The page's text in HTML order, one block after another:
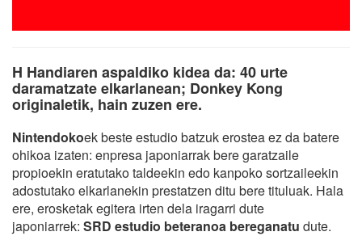
H Handiaren aspaldiko kidea da: 40 urte
daramatzate elkarlanean; Donkey Kong
originaletik, hain zuzen ere.
Nintendokoek beste estudio batzuk erostea ez da batere
ohikoa izaten: enpresa japoniarrak bere garatzaile
propioekin eratutako taldeekin edo kanpoko sortzaileekin
adostutako elkarlanekin prestatzen ditu bere tituluak. Hala
ere, erosketak egitera irten dela iragarri dute
japoniarrek: SRD estudio beteranoa bereganatu dute.